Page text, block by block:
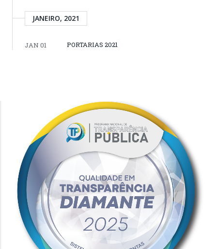
JANEIRO, 2021
JAN 01 PORTARIAS 2021